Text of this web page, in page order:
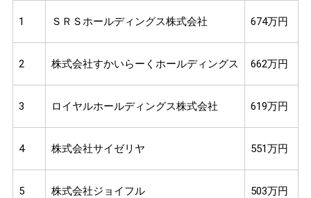
1 ＳＲＳホールディングス株式会社 674万円
2 株式会社すかいらーくホールディングス 662万円
3 ロイヤルホールディングス株式会社 619万円
4 株式会社サイゼリヤ 551万円
5 株式会社ジョイフル 503万円